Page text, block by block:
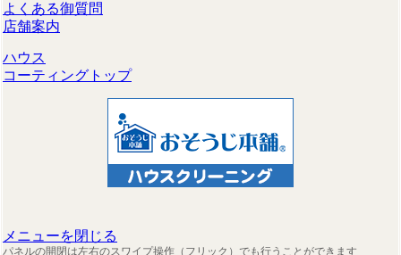
よくある御質問
店舗案内
ハウス
コーティングトップ
メニューを閉じる
パネルの開閉は左右のスワイプ操作（フリック）でも行うことができます